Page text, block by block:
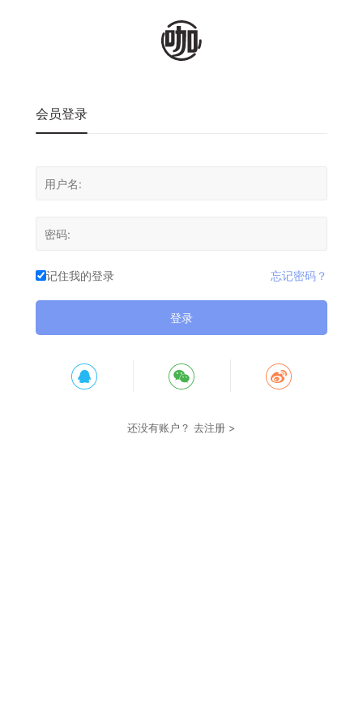
会员登录
记住我的登录 忘记密码？
登录
还没有账户？ 去注册 >